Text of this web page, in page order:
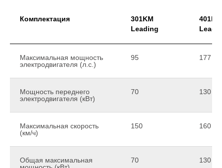
Комплектация
301KM
Leading
401KM
Максимальная мощность
электродвигателя (л.с.)
95 177
Мощность переднего
электродвигателя (кВт)
70 130
Максимальная скорость
(км/ч)
150 160
Общая максимальная
70 130